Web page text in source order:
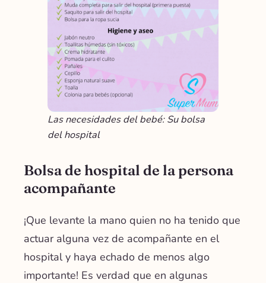
Las necesidades del bebé: Su bolsa
del hospital
Bolsa de hospital de la persona
acompañante
¡Que levante la mano quien no ha tenido que
actuar alguna vez de acompañante en el
hospital y haya echado de menos algo
importante! Es verdad que en algunas